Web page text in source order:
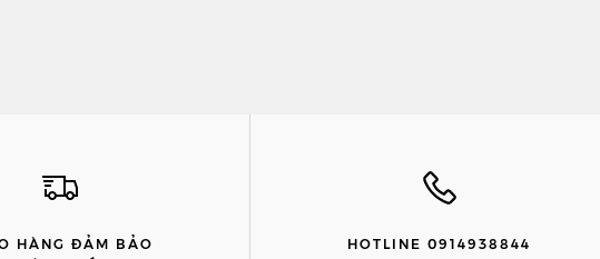
HÀNG ĐẢM BẢO
HOTLINE 0914938844